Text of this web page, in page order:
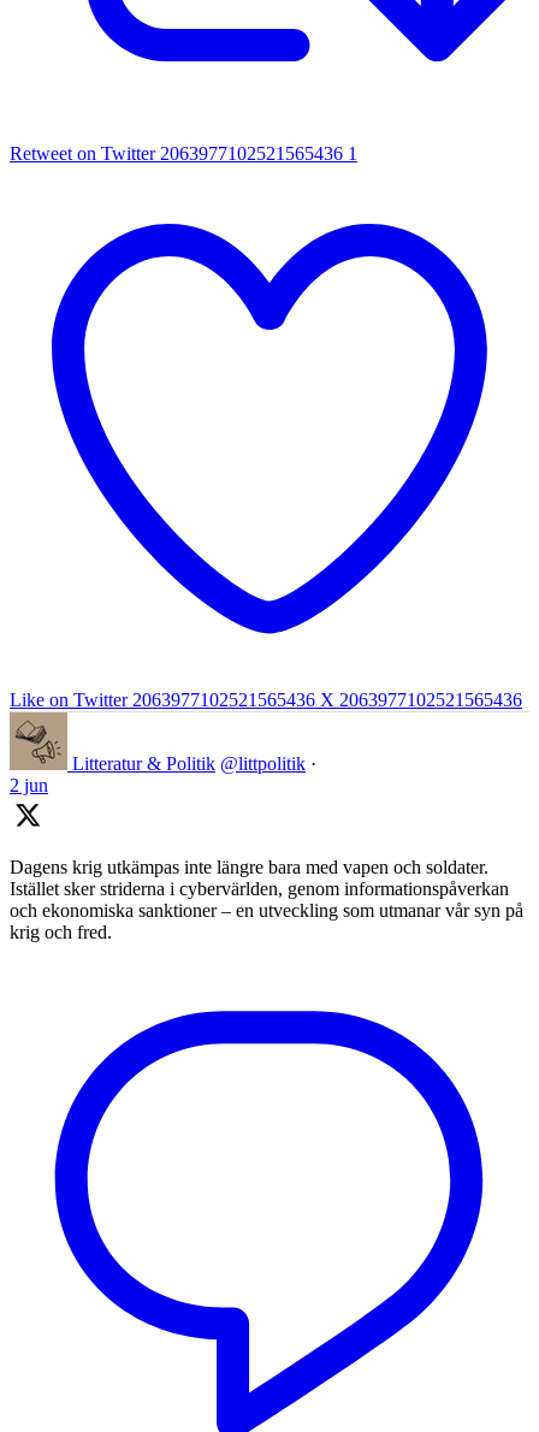
Retweet on Twitter 2063977102521565436 1
Like on Twitter 2063977102521565436 X 2063977102521565436
Litteratur & Politik @littpolitik ·
2 jun
Dagens krig utkämpas inte längre bara med vapen och soldater.
Istället sker striderna i cybervärlden, genom informationspåverkan
och ekonomiska sanktioner – en utveckling som utmanar vår syn på
krig och fred.